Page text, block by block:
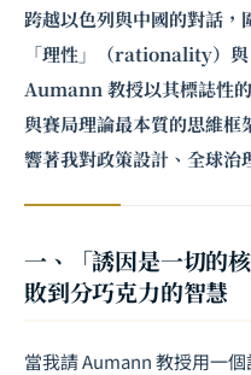
跨越以色列與中國的對話
「理性」（rationality）與
Aumann 教授以其標誌性
與賽局理論最本質的思維
響著我對政策設計、全球治
一、「誘因是一切的
敗到分巧克力的智慧
當我請 Aumann 教授用一